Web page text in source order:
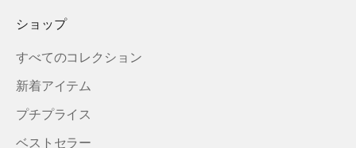
ショップ
すべてのコレクション
新着アイテム
プチプライス
ベストセラー